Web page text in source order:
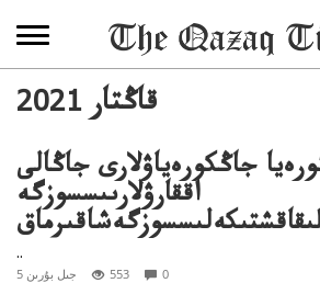
2021 قاڭتار
جاڭكورەياۋلارى جاڭالى
اققارۋلارىىسسوزگە
..
5 جىل بۇرىن 553 0